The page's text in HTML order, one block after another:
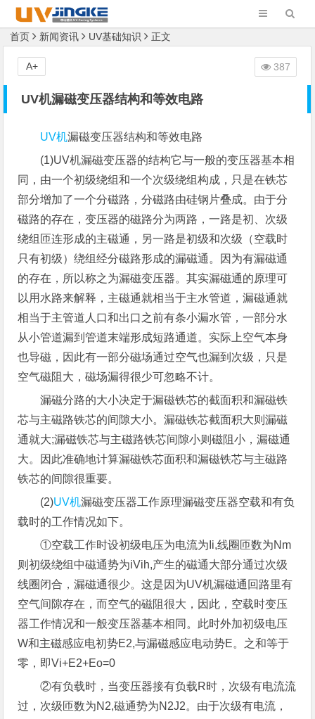
首页 新闻资讯 UV基础知识 正文
UV机漏磁变压器结构和等效电路
UV机漏磁变压器结构和等效电路
(1)UV机漏磁变压器的结构它与一般的变压器基本相
同，由一个初级绕组和一个次级绕组构成，只是在铁芯
部分增加了一个分磁路，分磁路由硅钢片叠成。由于分
磁路的存在，变压器的磁路分为两路，一路是初、次级
绕组匝连形成的主磁通，另一路是初级和次级（空载时
只有初级）绕组经分磁路形成的漏磁通。因为有漏磁通
的存在，所以称之为漏磁变压器。其实漏磁通的原理可
以用水路来解释，主磁通就相当于主水管道，漏磁通就
相当于主管道人口和出口之前有条小漏水管，一部分水
从小管道漏到管道末端形成短路通道。实际上空气本身
也导磁，因此有一部分磁场通过空气也漏到次级，只是
空气磁阻大，磁场漏得很少可忽略不计。
漏磁分路的大小决定于漏磁铁芯的截面积和漏磁铁
芯与主磁路铁芯的间隙大小。漏磁铁芯截面积大则漏磁
通就大;漏磁铁芯与主磁路铁芯间隙小则磁阻小，漏磁通
大。因此准确地计算漏磁铁芯面积和漏磁铁芯与主磁路
铁芯的间隙很重要。
(2)UV机漏磁变压器工作原理漏磁变压器空载和有负
载时的工作情况如下。
①空载工作时设初级电压为电流为Ii,线圈匝数为Nm
则初级绕组中磁通势为iVih,产生的磁通大部分通过次级
线圈闭合，漏磁通很少。这是因为UV机漏磁通回路里有
空气间隙存在，而空气的磁阻很大，因此，空载时变压
器工作情况和一般变压器基本相同。此时外加初级电压
W和主磁感应电初势E2,与漏磁感应电动势E。之和等于
零，即Vi+E2+Eo=0
②有负载时，当变压器接有负载R时，次级有电流流
过，次级匝数为N2,磁通势为N2J2。由于次级有电流，
387
A+